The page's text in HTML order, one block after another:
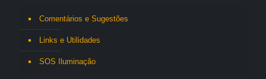
Comentários e Sugestões
Links e Utilidades
SOS Iluminação